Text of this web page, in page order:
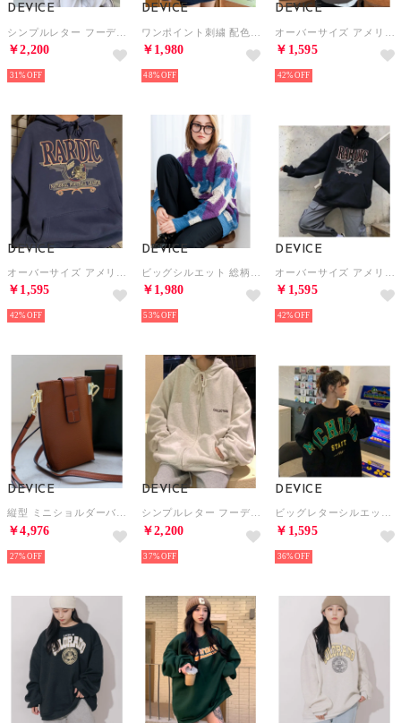
DEVICE
￥2,200
31%
DEVICE
￥1,980
48%
DEVICE
￥1,595
42%
DEVICE
￥1,595
42%
DEVICE
￥1,980
53%
DEVICE
￥1,595
42%
DEVICE
縦型 ミニショルダーバッグ （ブラウン）
￥4,976
27%
DEVICE
シンプルレター フーディ パーカー （グレー）
￥2,200
37%
DEVICE
ビッグレターシルエット スウェット （ブラック）
￥1,595
36%